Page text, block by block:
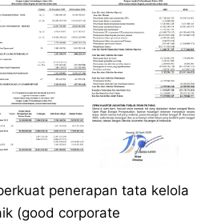
penerapan tata kelola
(good corporate